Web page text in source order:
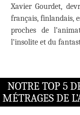
Xavier Gourdet,
français, finlandais,
proches de
l’insolite et du
NOTRE TOP 5
MÉTRAGES DE